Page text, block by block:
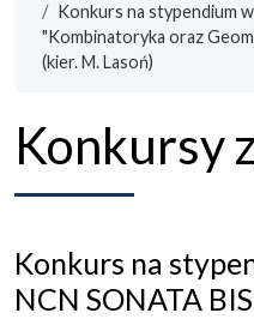
Konkurs na stypendium
"Kombinatoryka oraz
(kier. M. Lasoń)
Konkursy
Konkurs na
NCN SONATA